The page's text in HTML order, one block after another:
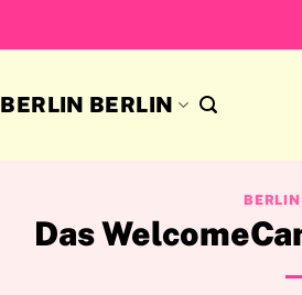
BERLIN BERLIN
Das